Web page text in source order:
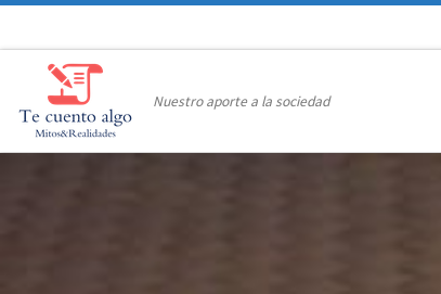
Nuestro aporte a la sociedad